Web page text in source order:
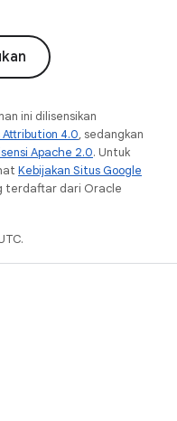
ini dilisensikan
Attribution 4.0, sedangkan
Apache 2.0. Untuk
Kebijakan Situs Google
terdaftar dari Oracle